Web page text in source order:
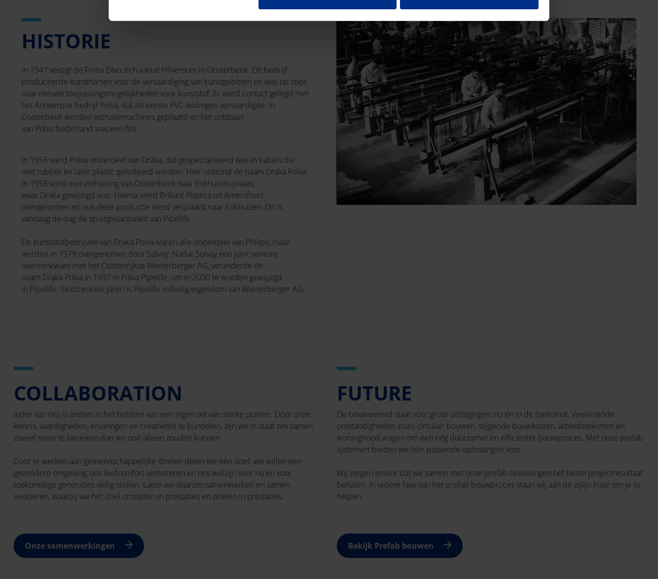
HISTORIE
In 1947 vestigt de Firma Divo zich vanuit Hilversum in Oosterbeek. Dit bedrijf
produceerde kunstharsen voor de vervaardiging van kunstgebitten en was op zoek
naar nieuwe toepassingsmogelijkheden voor kunststof. Er werd contact gelegd met
het Antwerpse bedrijf Polva, dat als eerste PVC leidingen vervaardigde. In
Oosterbeek werden extrusiemachines geplaatst en het ontstaan
van Polva Nederland was een feit.
In 1956 werd Polva onderdeel van Draka, dat gespecialiseerd was in kabels die
met rubber en later plastic geïsoleerd werden. Hier onstond de naam Draka Polva.
In 1958 vond een verhuizing van Oosterbeek naar Enkhuizen plaats,
waar Draka gevestigd was. Hierna werd Brillant Plastics uit Amersfoort
overgenomen en ook deze productie werd verplaatst naar Enkhuizen. Dit is
vandaag de dag de spuitgietactiviteit van Pipelife.
De kunststofbedrijven van Draka Polva waren alle onderdeel van Philips, maar
werden in 1979 overgenomen door Solvay. Nadat Solvay een joint venture
overeenkwam met het Oostenrijkse Wienerberger AG, veranderde de
naam Draka Polva in 1997 in Polva Pipelife, om in 2000 te worden gewijzigd
in Pipelife. Sinds enkele jaren is Pipelife volledig eigendom van Wienerberger AG.
COLLABORATION
Ieder van ons is anders in het hebben van een eigen set van sterke punten. Door onze
kennis, vaardigheden, ervaringen en creativiteit te bundelen, zijn we in staat om samen
zoveel meer te bereiken dan we ooit alleen zouden kunnen.
Door te werken aan gemeenschappelijke doelen delen we één doel: we willen een
gezondere omgeving, ons leefcomfort verbeteren en ons welzijn voor nu en voor
toekomstige generaties veilig stellen. Laten we daarom samenwerken en samen
evolueren, waarbij we het doel omzetten in prestaties en doelen in prestaties.
FUTURE
De bouwwereld staat voor grote uitdagingen, nu én in de toekomst. Veeleisende
omstandigheden zoals circulair bouwen, stijgende bouwkosten, arbeidstekorten en
woningnood vragen om een nóg duurzamer en efficiënter bouwproces. Met onze prefab
systemen bieden we hier passende oplossingen voor.
Wij zorgen ervoor dat we samen met onze prefab oplossingen het beste projectresultaat
behalen. In iedere fase van het prefab bouwproces staan wij aan de zijlijn klaar om je te
helpen.
Onze samenwerkingen Bekijk Prefab bouwen